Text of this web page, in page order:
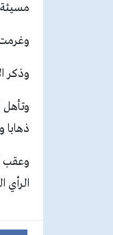
مسيئة
وغرمت لجنة
وذكر
وتأهل
ذهابا وإيابا 1-1 في
وعقب
الرأي